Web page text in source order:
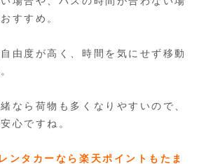
すすめ。
由度が高く、時間を気にせず移動
なら荷物も多くなりやすいので、
心ですね。
ンタカーなら楽天ポイントもたま